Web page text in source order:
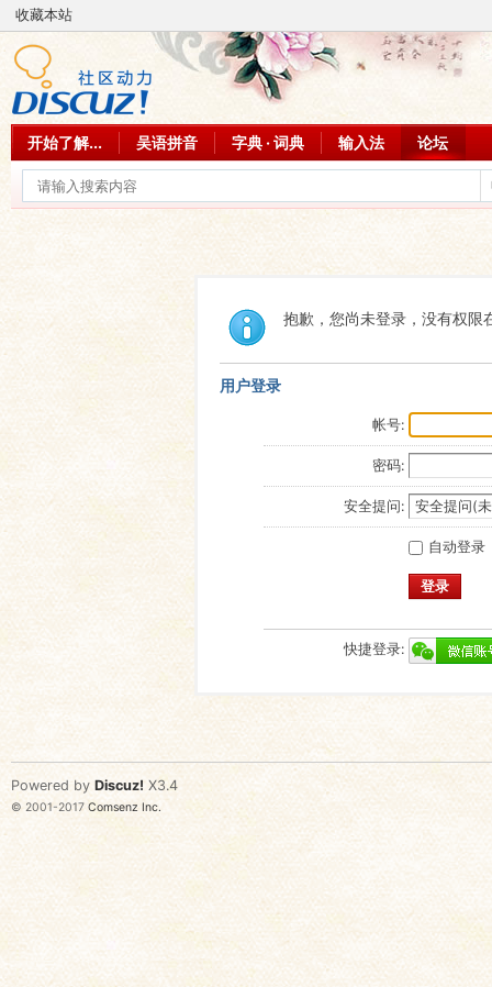
收藏本站
开始了解... 吴语拼音 字典 · 词典 输入法 论坛
抱歉，您尚未登录，没有权限
用户登录
帐号:
密码:
安全提问:
自动登录
登录
快捷登录:
Powered by Discuz! X3.4
© 2001-2017 Comsenz Inc.